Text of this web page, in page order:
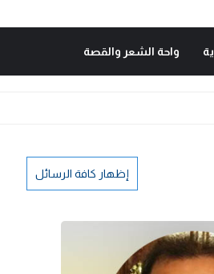
واحة الشعر والقصة
إظهار كافة الرسائل